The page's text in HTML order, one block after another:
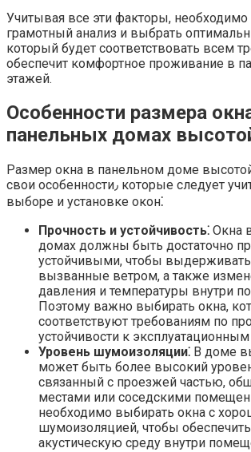
Учитывая все эти факторы, необходимо
грамотный анализ и выбрать
который будет соответствовать всем
обеспечит комфортное проживание в
этажей.​
Особенности размера
панельных домах
Размер окна в панельном доме
свои особенности٫ которые следует учитывать при
выборе и установке окон⁚
Прочность и устойчивость⁚ Окна
домах должны быть достаточно
устойчивыми, чтобы выдерживать
вызванные ветром, а также
давления и температуры внутри
Поэтому важно выбирать окна,
соответствуют требованиям по
устойчивости к
Уровень шумоизоляции⁚ В доме
может быть более высокий
связанный с проезжей частью,
местами или соседскими
необходимо выбирать окна с
шумоизоляцией, чтобы
акустическую среду внутри